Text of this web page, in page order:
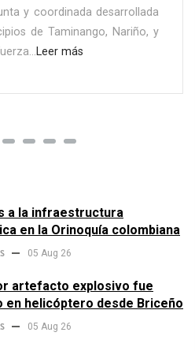
y coordinada desarrollada
de Taminango, Nariño, y
Leer más
a la infraestructura
en la Orinoquía colombiana
05 Aug 26
artefacto explosivo fue
en helicóptero desde Briceño
05 Aug 26